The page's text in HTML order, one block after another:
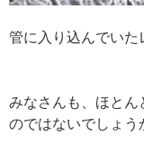
管に入り込んでいた
みなさんも、ほとん
のではないでしょう